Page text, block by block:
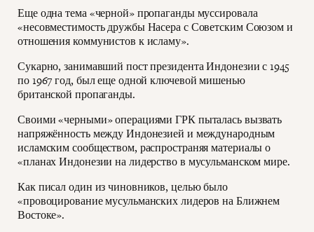
Еще одна тема «черной» пропаганды муссировала
«несовместимость дружбы Насера с Советским Союзом и
отношения коммунистов к исламу».
Сукарно, занимавший пост президента Индонезии с 1945
по 1967 год, был еще одной ключевой мишенью
британской пропаганды.
Своими «черными» операциями ГРК пыталась вызвать
напряжённость между Индонезией и международным
исламским сообществом, распространяя материалы о
«планах Индонезии на лидерство в мусульманском мире.
Как писал один из чиновников, целью было
«провоцирование мусульманских лидеров на Ближнем
Востоке».